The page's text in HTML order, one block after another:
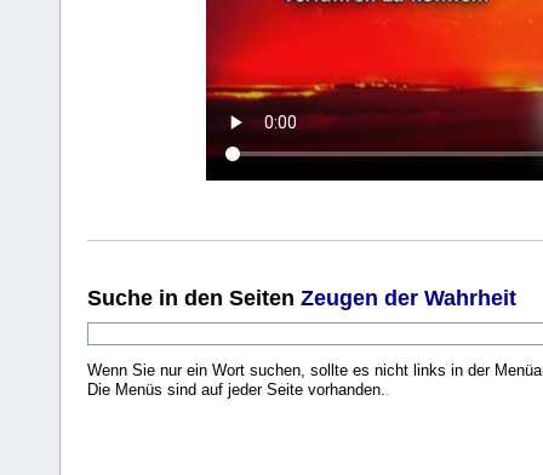
Suche in den Seiten Zeugen der Wahrheit
Wenn Sie nur ein Wort suchen, sollte es nicht links in der
Die Menüs sind auf jeder Seite vorhanden..